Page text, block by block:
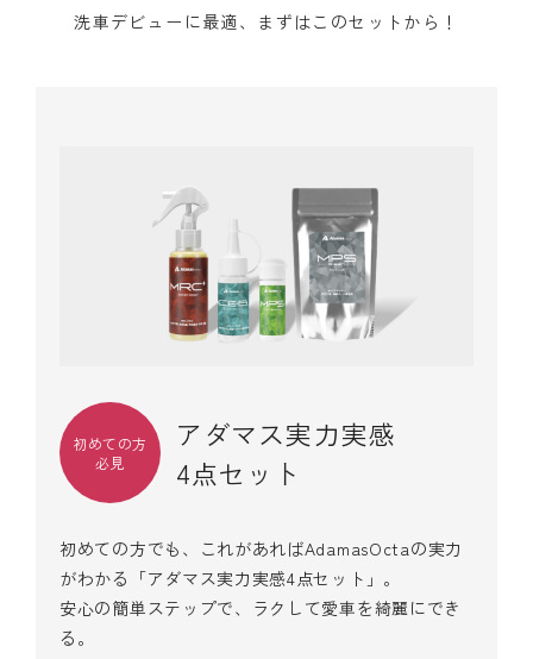
洗車デビューに最適、まずはこのセットから！
初めての方
必見
アダマス実力実感
4点セット
初めての方でも、これがあればAdamasOctaの実力
がわかる「アダマス実力実感4点セット」。
安心の簡単ステップで、ラクして愛車を綺麗にでき
る。